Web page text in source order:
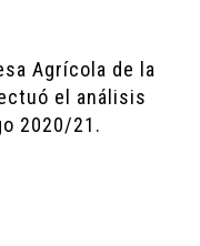
Agrícola de la
el análisis
2020/21.